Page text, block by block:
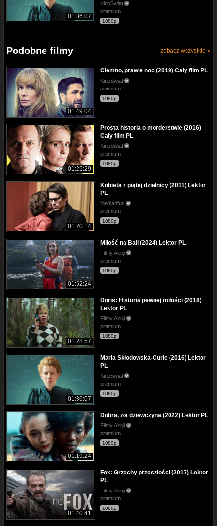
01:36:07
KinoSwiat
premium
1080p
Podobne filmy zobacz wszystkie »
01:49:04
Ciemno, prawie noc (2019) Cały film PL
KinoSwiat
premium
1080p
01:25:29
Prosta historia o morderstwie (2016)
Cały film PL
KinoSwiat
premium
1080p
01:20:14
Kobieta z piątej dzielnicy (2011) Lektor
PL
Media4fun
premium
1080p
01:52:24
Miłość na Bali (2024) Lektor PL
Filmy Akcji
premium
1080p
01:28:57
Doris: Historia pewnej miłości (2018)
Lektor PL
Filmy Akcji
premium
1080p
01:36:07
Maria Skłodowska-Curie (2016) Lektor
PL
KinoSwiat
premium
1080p
01:19:24
Dobra, zła dziewczyna (2022) Lektor PL
Filmy Akcji
premium
1080p
01:40:41
Fox: Grzechy przeszłości (2017) Lektor
PL
Filmy Akcji
premium
1080p